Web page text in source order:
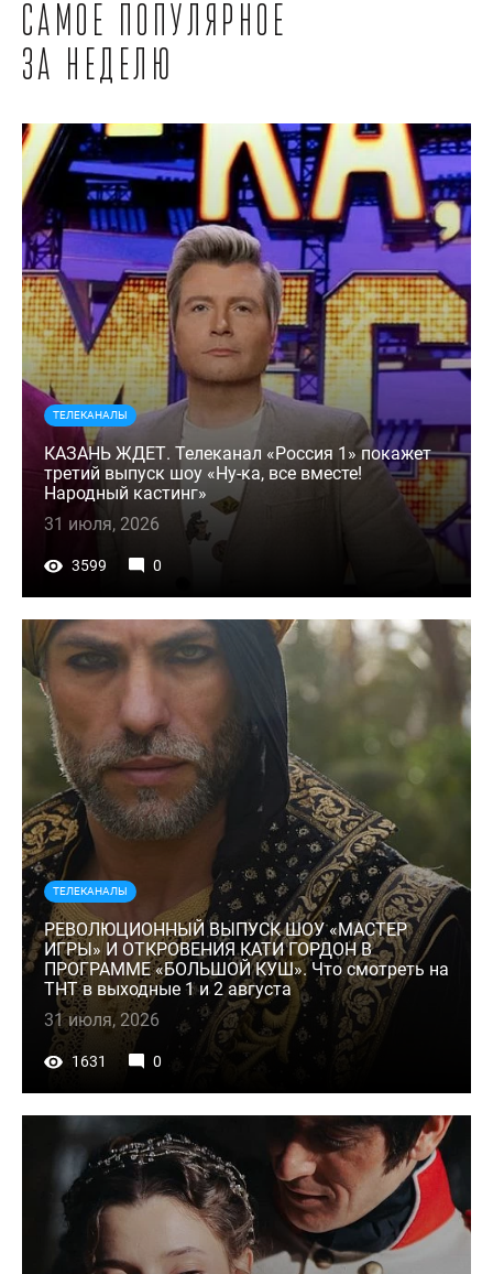
Самое популярное
за неделю
ТЕЛЕКАНАЛЫ
КАЗАНЬ ЖДЕТ. Телеканал «Россия 1» покажет
третий выпуск шоу «Ну-ка, все вместе!
Народный кастинг»
31 июля, 2026
3599 0
ТЕЛЕКАНАЛЫ
РЕВОЛЮЦИОННЫЙ ВЫПУСК ШОУ «МАСТЕР
ИГРЫ» И ОТКРОВЕНИЯ КАТИ ГОРДОН В
ПРОГРАММЕ «БОЛЬШОЙ КУШ». Что смотреть на
ТНТ в выходные 1 и 2 августа
31 июля, 2026
1631 0